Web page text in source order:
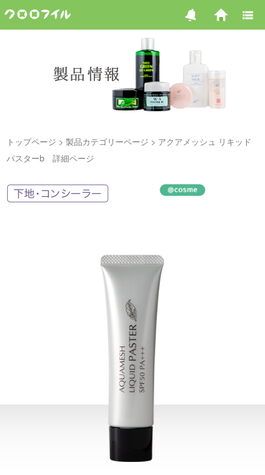
トップページ 製品カテゴリーページ
アクアメッシュ リキッド
パスターb 詳細ページ